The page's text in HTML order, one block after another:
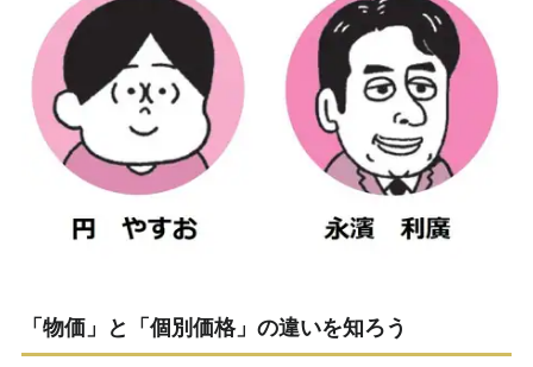
「物価」と「個別価格」の違いを知ろう